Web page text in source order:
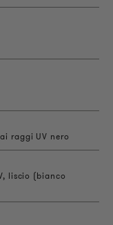
raggi UV nero
liscio (bianco